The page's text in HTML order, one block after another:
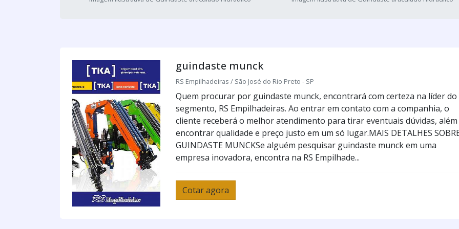
guindaste munck
RS Empilhadeiras / São José do Rio Preto - SP
Quem procurar por guindaste munck, encontrará com certeza na líder do
segmento, RS Empilhadeiras. Ao entrar em contato com a companhia, o
cliente receberá o melhor atendimento para tirar eventuais dúvidas, além
encontrar qualidade e preço justo em um só lugar.MAIS DETALHES
GUINDASTE MUNCKSe alguém pesquisar guindaste munck em uma
empresa inovadora, encontra na RS Empilhade...
Cotar agora